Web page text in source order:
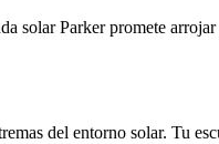
solar Parker promete
del entorno solar. Tu